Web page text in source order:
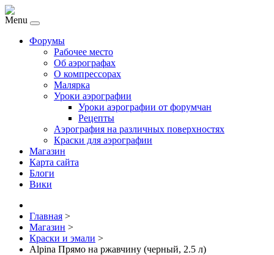
Menu
Форумы
Рабочее место
Об аэрографах
О компрессорах
Малярка
Уроки аэрографии
Уроки аэрографии от форумчан
Рецепты
Аэрография на различных поверхностях
Краски для аэрографии
Магазин
Карта сайта
Блоги
Вики
Главная >
Магазин >
Краски и эмали >
Alpina Прямо на ржавчину (черный, 2.5 л)